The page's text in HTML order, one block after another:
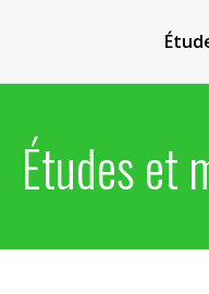
Études et